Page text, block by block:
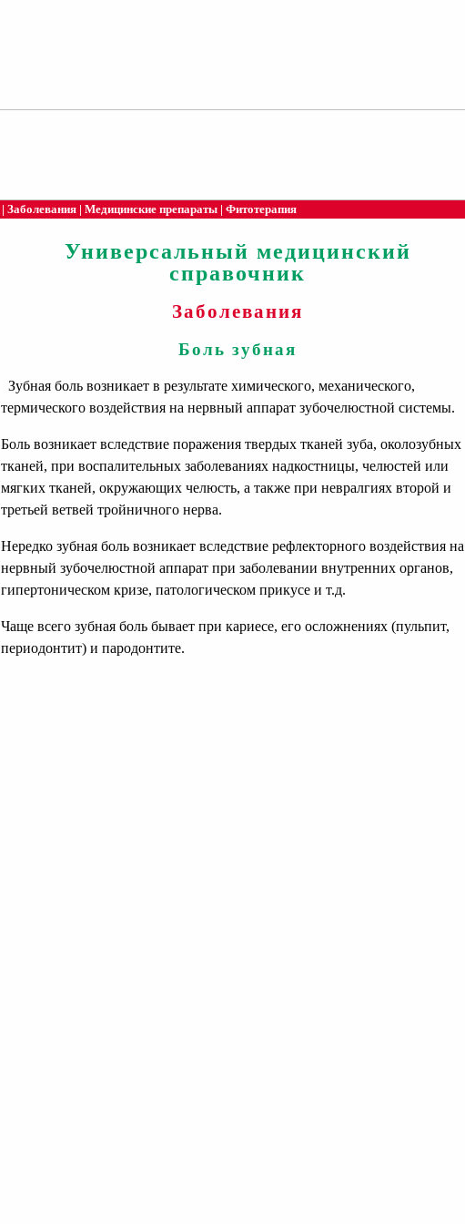
| Заболевания | Медицинские препараты | Фитотерапия
Универсальный медицинский
справочник
Заболевания
Боль зубная
Зубная боль возникает в результате химического, механического,
термического воздействия на нервный аппарат зубочелюстной системы.
Боль возникает вследствие поражения твердых тканей зуба, околозубных
тканей, при воспалительных заболеваниях надкостницы, челюстей или
мягких тканей, окружающих челюсть, а также при невралгиях второй и
третьей ветвей тройничного нерва.
Нередко зубная боль возникает вследствие рефлекторного воздействия на
нервный зубочелюстной аппарат при заболевании внутренних органов,
гипертоническом кризе, патологическом прикусе и т.д.
Чаще всего зубная боль бывает при кариесе, его осложнениях (пульпит,
периодонтит) и пародонтите.